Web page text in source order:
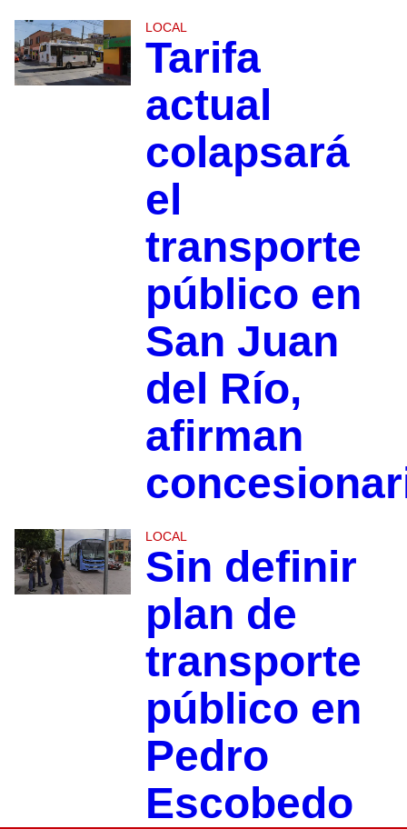
LOCAL
Tarifa
actual
colapsará
el
transporte
público en
San Juan
del Río,
afirman
LOCAL
Sin definir
plan de
transporte
público en
Pedro
Escobedo